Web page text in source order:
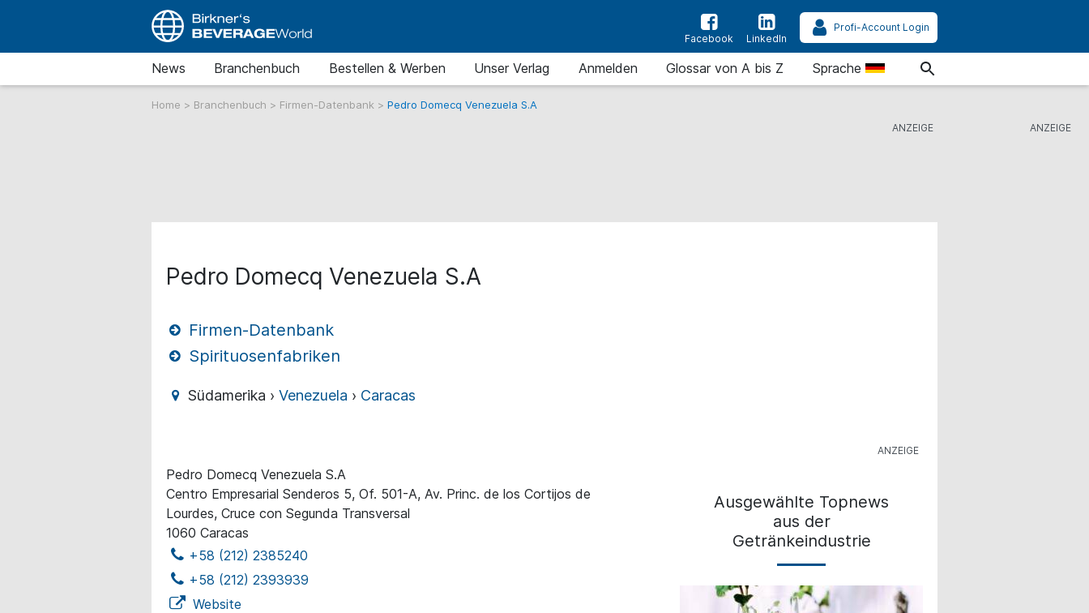
Facebook LinkedIn
Profi-Account Login
News Branchenbuch Bestellen & Werben Unser Verlag Anmelden Glossar von A bis Z Sprache
Home > Branchenbuch > Firmen-Datenbank > Pedro Domecq Venezuela S.A
Pedro Domecq Venezuela S.A
Firmen-Datenbank
Spirituosenfabriken
Südamerika ›Venezuela › Caracas
Pedro Domecq Venezuela S.A
Centro Empresarial Senderos 5, Of. 501-A, Av. Princ. de los Cortijos de
Lourdes, Cruce con Segunda Transversal
1060 Caracas
+58 (212) 2385240
+58 (212) 2393939
Website
Ausgewählte Topnews
aus der
Getränkeindustrie